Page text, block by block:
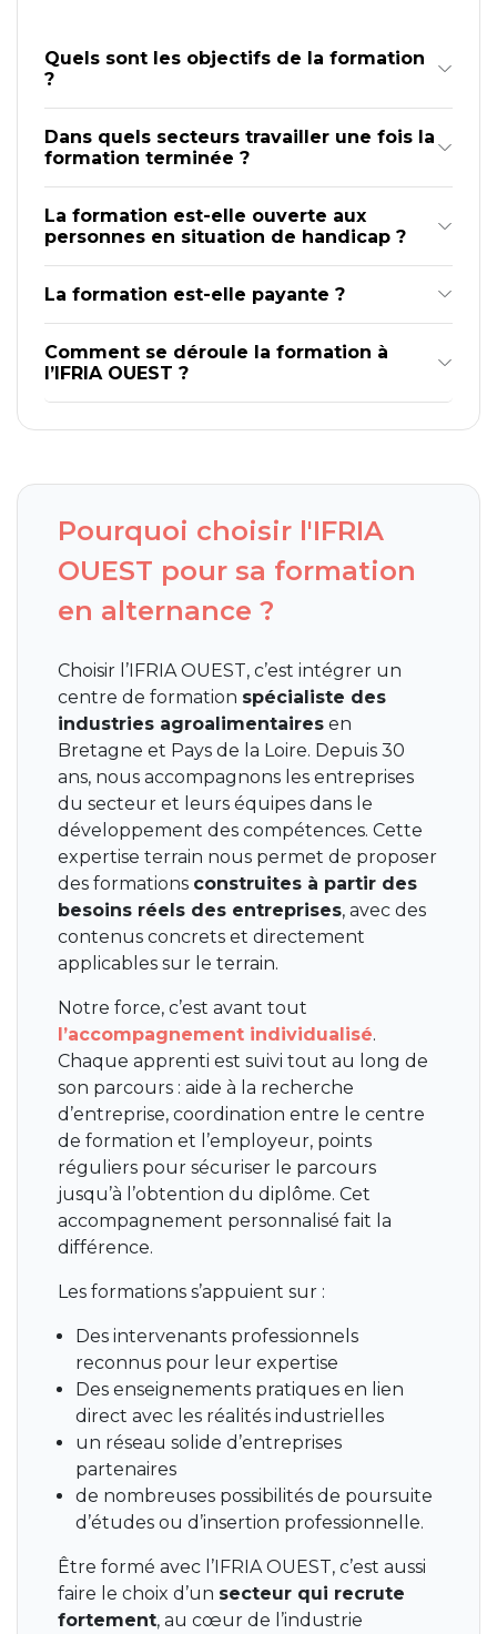
Quels sont les objectifs de la formation
?
Dans quels secteurs travailler une fois la
formation terminée ?
La formation est-elle ouverte aux
personnes en situation de handicap ?
La formation est-elle payante ?
Comment se déroule la formation à
l’IFRIA OUEST ?
Pourquoi choisir l'IFRIA
OUEST pour sa formation
en alternance ?
Choisir l’IFRIA OUEST, c’est intégrer un
centre de formation spécialiste des
industries agroalimentaires en
Bretagne et Pays de la Loire. Depuis 30
ans, nous accompagnons les entreprises
du secteur et leurs équipes dans le
développement des compétences. Cette
expertise terrain nous permet de proposer
des formations construites à partir des
besoins réels des entreprises, avec des
contenus concrets et directement
applicables sur le terrain.
Notre force, c’est avant tout
l’accompagnement individualisé.
Chaque apprenti est suivi tout au long de
son parcours : aide à la recherche
d’entreprise, coordination entre le centre
de formation et l’employeur, points
réguliers pour sécuriser le parcours
jusqu’à l’obtention du diplôme. Cet
accompagnement personnalisé fait la
différence.
Les formations s’appuient sur :
Des intervenants professionnels
reconnus pour leur expertise
Des enseignements pratiques en lien
direct avec les réalités industrielles
un réseau solide d’entreprises
partenaires
de nombreuses possibilités de poursuite
d’études ou d’insertion professionnelle.
Être formé avec l’IFRIA OUEST, c’est aussi
faire le choix d’un secteur qui recrute
fortement, au cœur de l’industrie